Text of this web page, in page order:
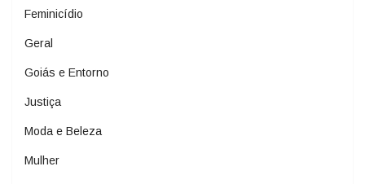
Feminicídio
Geral
Goiás e Entorno
Justiça
Moda e Beleza
Mulher